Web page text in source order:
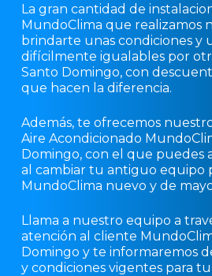
La gran cantidad de
MundoClima que realizamos
brindarte unas condiciones y
difícilmente igualables por
Santo Domingo, con
que hacen la diferencia.
Además, te ofrecemos
Aire Acondicionado
Domingo, con el que puedes
al cambiar tu antiguo equipo
MundoClima nuevo y de
Llama a nuestro equipo a
atención al cliente
Domingo y te informaremos
y condiciones vigentes para